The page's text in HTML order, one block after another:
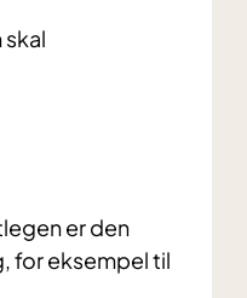
skal
er den
for eksempel til